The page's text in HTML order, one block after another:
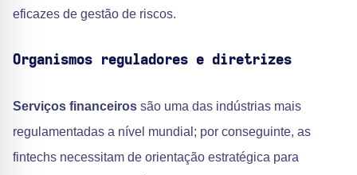
eficazes de gestão de riscos.
Organismos reguladores e diretrizes
Serviços financeiros são uma das indústrias mais
regulamentadas a nível mundial; por conseguinte, as
fintechs necessitam de orientação estratégica para